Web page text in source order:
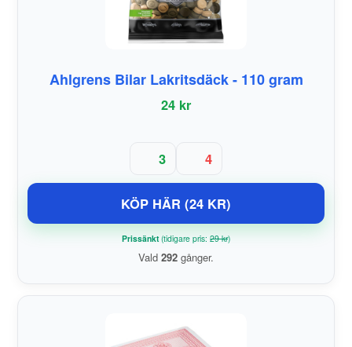
Ahlgrens Bilar Lakritsdäck - 110 gram
24 kr
3 4
KÖP HÄR (24 KR)
Prissänkt(tidigare pris: 29 kr)
Vald 292 gånger.